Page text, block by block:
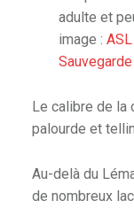
adulte et
image :
Le calibre de la
palourde et
Au-delà du
de nombreux